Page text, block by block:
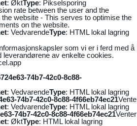
: ØktType: Pikselsporing
rate between the user and the
website - This serves to optimise the
on the website.
: VedvarendeType: HTML lokal lagring
som vi er i ferd med å
av enkelte cookies.
74b7-42c0-8c88-
: VedvarendeType: HTML lokal lagring
74b7-42c0-8c88-4f66eb74ec21
: VedvarendeType: HTML lokal lagring
74b7-42c0-8c88-4f66eb74ec21Venter
: ØktType: HTML lokal lagring